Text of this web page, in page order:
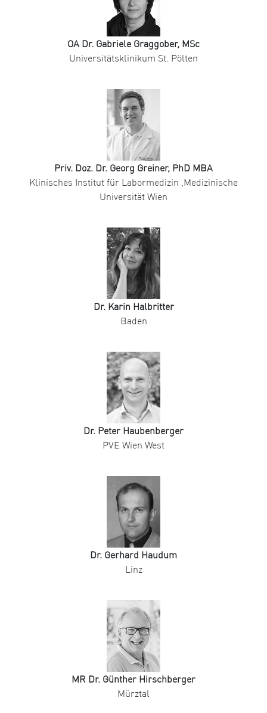
OA Dr. Gabriele Graggober, MSc
Universitätsklinikum St. Pölten
Priv. Doz. Dr. Georg Greiner, PhD MBA
Klinisches Institut für Labormedizin ,Medizinische
Universität Wien
Dr. Karin Halbritter
Baden
Dr. Peter Haubenberger
PVE Wien West
Dr. Gerhard Haudum
Linz
MR Dr. Günther Hirschberger
Mürztal